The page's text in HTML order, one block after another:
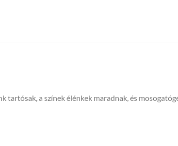
a színek élénkek maradnak, és